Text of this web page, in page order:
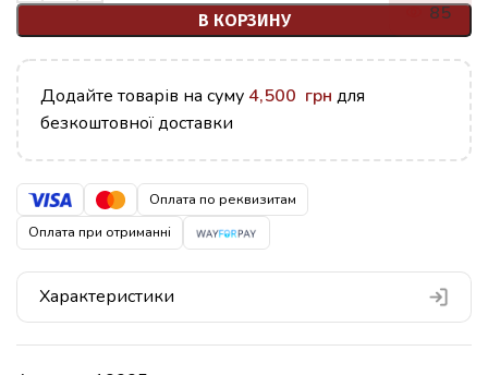
В КОРЗИНУ 85
Додайте товарів на суму 4,500 грн для
безкоштовної доставки
Оплата по реквизитам
Оплата при отриманні
Характеристики